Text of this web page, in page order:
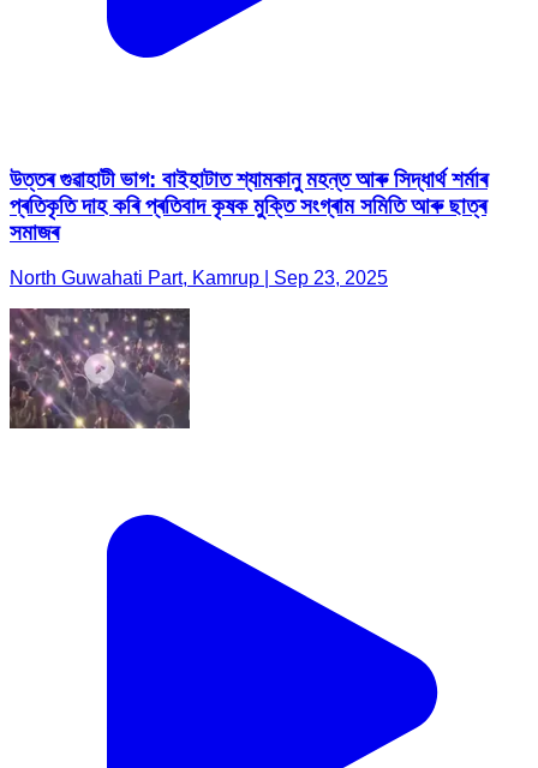
উত্তৰ গুৱাহাটী ভাগ: বাইহাটাত শ্যামকানু মহন্ত আৰু সিদ্ধাৰ্থ শৰ্মাৰ
প্ৰতিকৃতি দাহ কৰি প্ৰতিবাদ কৃষক মুক্তি সংগ্ৰাম সমিতি আৰু ছাত্ৰ
সমাজৰ
North Guwahati Part, Kamrup | Sep 23, 2025